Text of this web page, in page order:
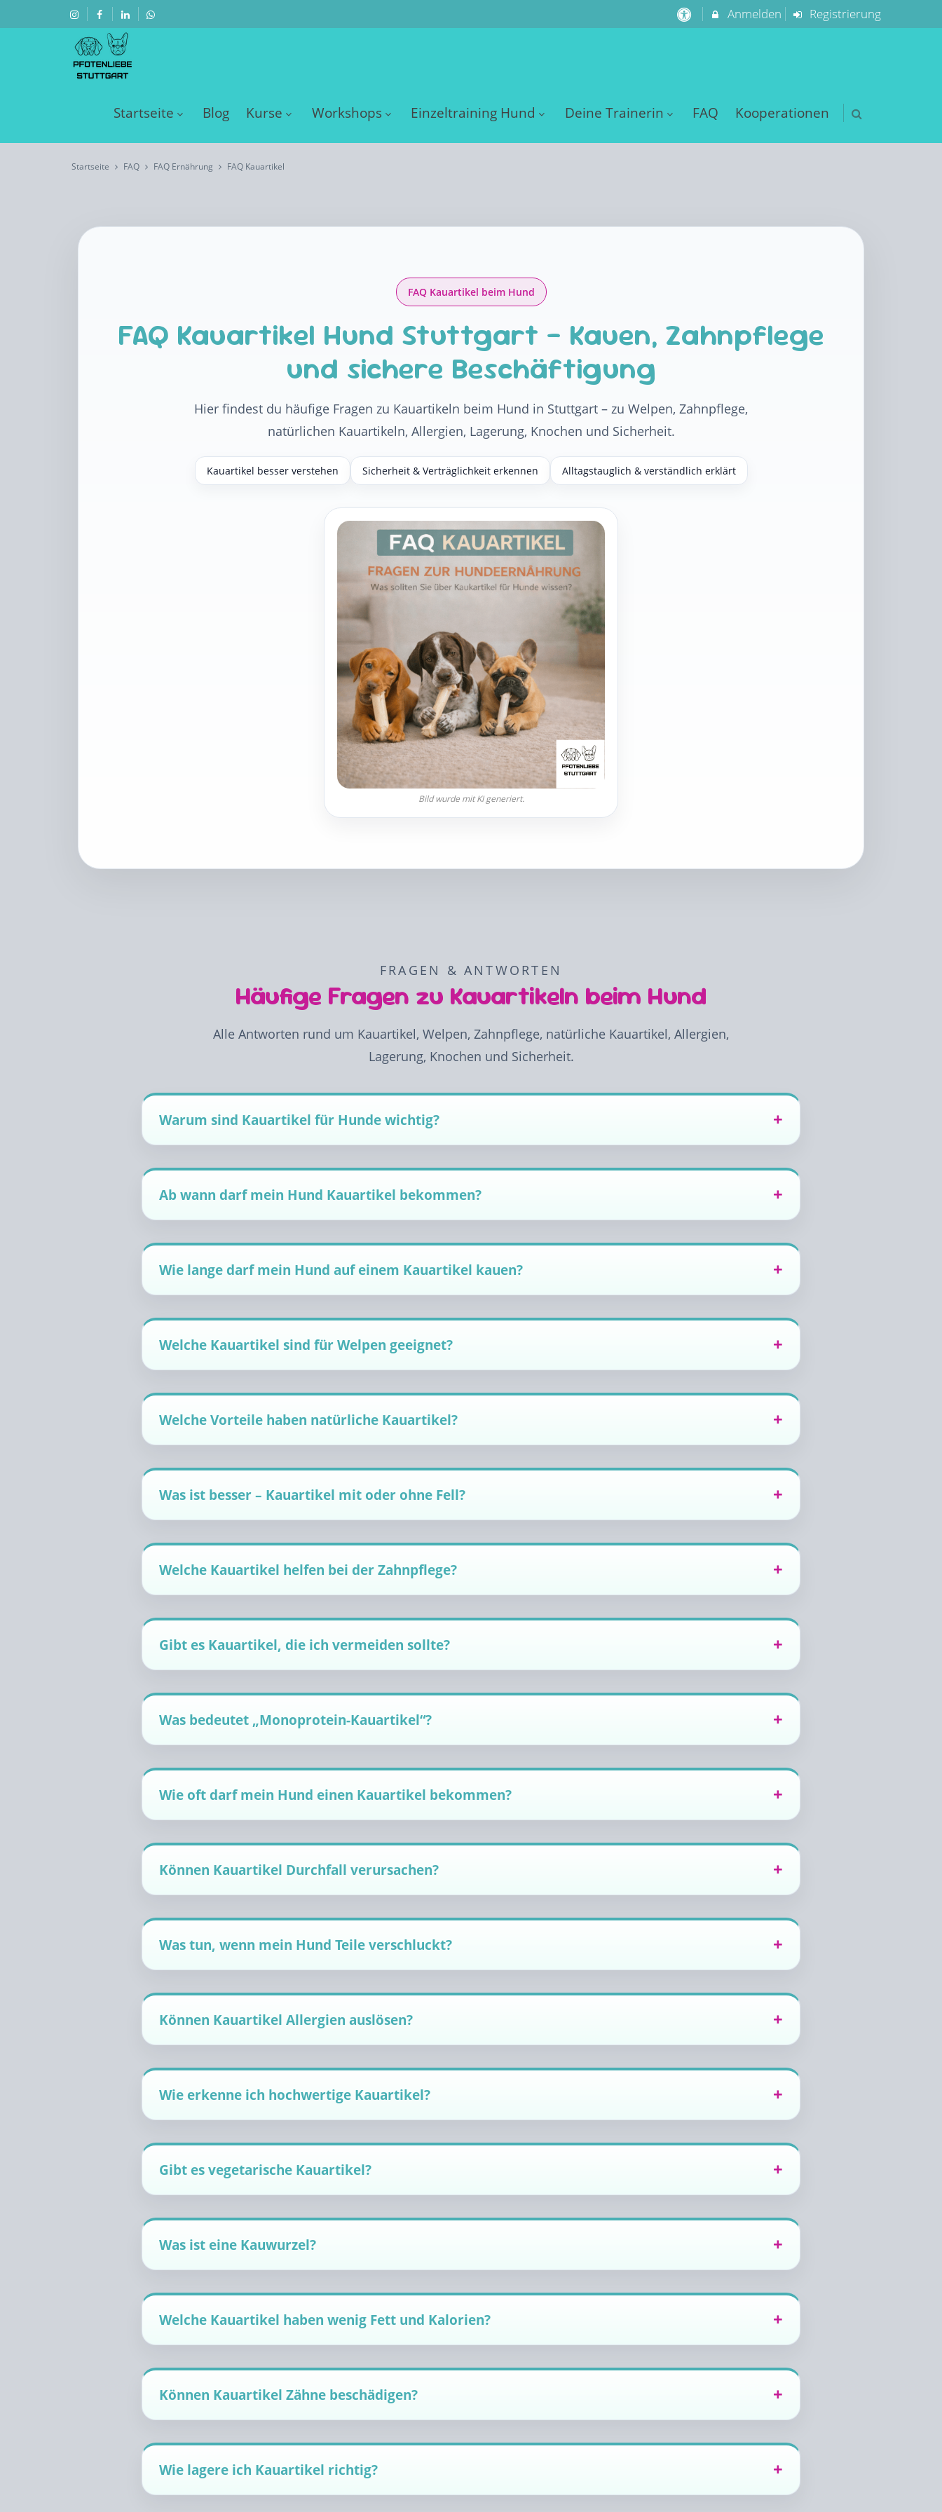
Anmelden Registrierung
Startseite Blog Kurse Workshops Einzeltraining Hund Deine Trainerin FAQ Kooperationen
Startseite FAQ FAQ Ernährung FAQ Kauartikel
FAQ Kauartikel beim Hund
FAQ Kauartikel Hund Stuttgart – Kauen, Zahnpflege
und sichere Beschäftigung
Hier findest du häufige Fragen zu Kauartikeln beim Hund in Stuttgart – zu Welpen, Zahnpflege,
natürlichen Kauartikeln, Allergien, Lagerung, Knochen und Sicherheit.
Kauartikel besser verstehen Sicherheit & Verträglichkeit erkennen Alltagstauglich & verständlich erklärt
FRAGEN & ANTWORTEN
Häufige Fragen zu Kauartikeln beim Hund
Alle Antworten rund um Kauartikel, Welpen, Zahnpflege, natürliche Kauartikel, Allergien,
Lagerung, Knochen und Sicherheit.
Warum sind Kauartikel für Hunde wichtig?
Ab wann darf mein Hund Kauartikel bekommen?
Wie lange darf mein Hund auf einem Kauartikel kauen?
Welche Kauartikel sind für Welpen geeignet?
Welche Vorteile haben natürliche Kauartikel?
Was ist besser – Kauartikel mit oder ohne Fell?
Welche Kauartikel helfen bei der Zahnpflege?
Gibt es Kauartikel, die ich vermeiden sollte?
Was bedeutet „Monoprotein-Kauartikel“?
Wie oft darf mein Hund einen Kauartikel bekommen?
Können Kauartikel Durchfall verursachen?
Was tun, wenn mein Hund Teile verschluckt?
Können Kauartikel Allergien auslösen?
Wie erkenne ich hochwertige Kauartikel?
Gibt es vegetarische Kauartikel?
Was ist eine Kauwurzel?
Welche Kauartikel haben wenig Fett und Kalorien?
Können Kauartikel Zähne beschädigen?
Wie lagere ich Kauartikel richtig?